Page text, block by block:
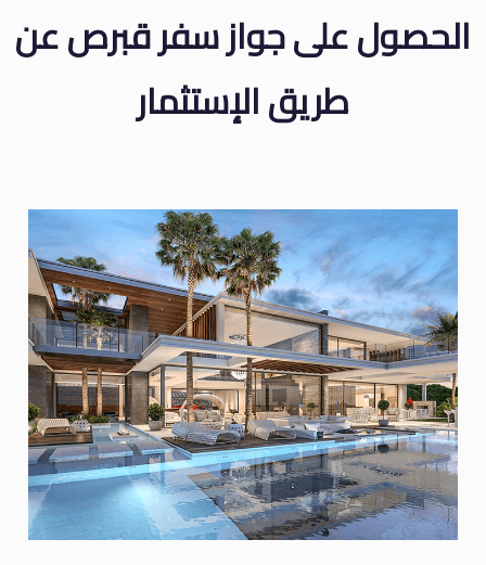
الحصول على جواز سفر قبرص عن
طريق الإستثمار